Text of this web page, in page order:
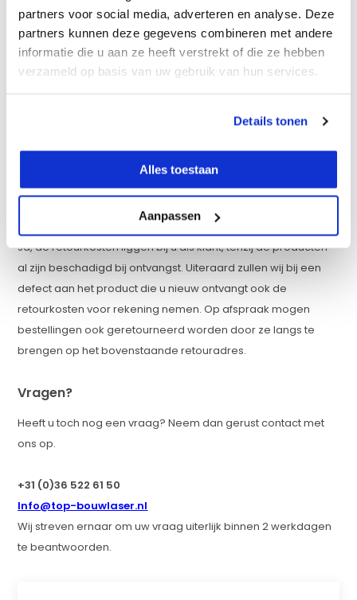
partners voor social media, adverteren en analyse. Deze
partners kunnen deze gegevens combineren met andere
informatie die u aan ze heeft verstrekt of die ze hebben
verzameld op basis van uw gebruik van hun services.
Details tonen
Alles toestaan
Aanpassen
Wanneer krijg ik mijn geld terug?
Zodra wij het retour gestuurde product hebben ontvangen en
goedgekeurd dan zullen wij het bedrag zo spoedig mogelijk
aanmelding. U krijgt dan het gehele aankoopbedrag terug,
De kosten voor het retour sturen komen voor uw eigen
Moet ik betalen voor de retourkosten?
Ja, de retourkosten liggen bij u als klant, tenzij de producten
al zijn beschadigd bij ontvangst. Uiteraard zullen wij bij een
defect aan het product die u nieuw ontvangt ook de
retourkosten voor rekening nemen. Op afspraak mogen
bestellingen ook geretourneerd worden door ze langs te
brengen op het bovenstaande retouradres.
Vragen?
Heeft u toch nog een vraag? Neem dan gerust contact met
ons op.
+31 (0)36 522 61 50
Info@top-bouwlaser.nl
Wij streven ernaar om uw vraag uiterlijk binnen 2 werkdagen
te beantwoorden.